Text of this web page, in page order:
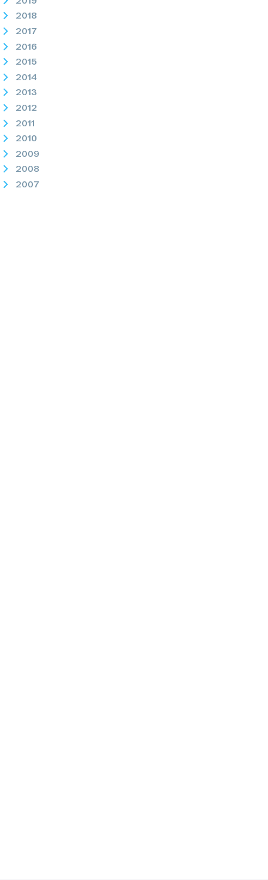
2018
2017
2016
2015
2014
2013
2012
2011
2010
2009
2008
2007